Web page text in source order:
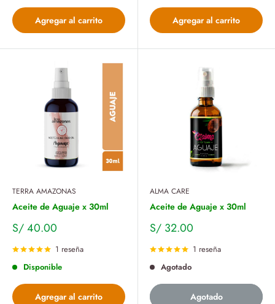
Agregar al carrito Agregar al carrito
TERRA AMAZONAS
Aceite de Aguaje x 30ml
Precio
de
venta
S/ 40.00
1 reseña
Disponible
Agregar al carrito
ALMA CARE
Aceite de Aguaje x 30ml
Precio
de
venta
S/ 32.00
1 reseña
Agotado
Agotado